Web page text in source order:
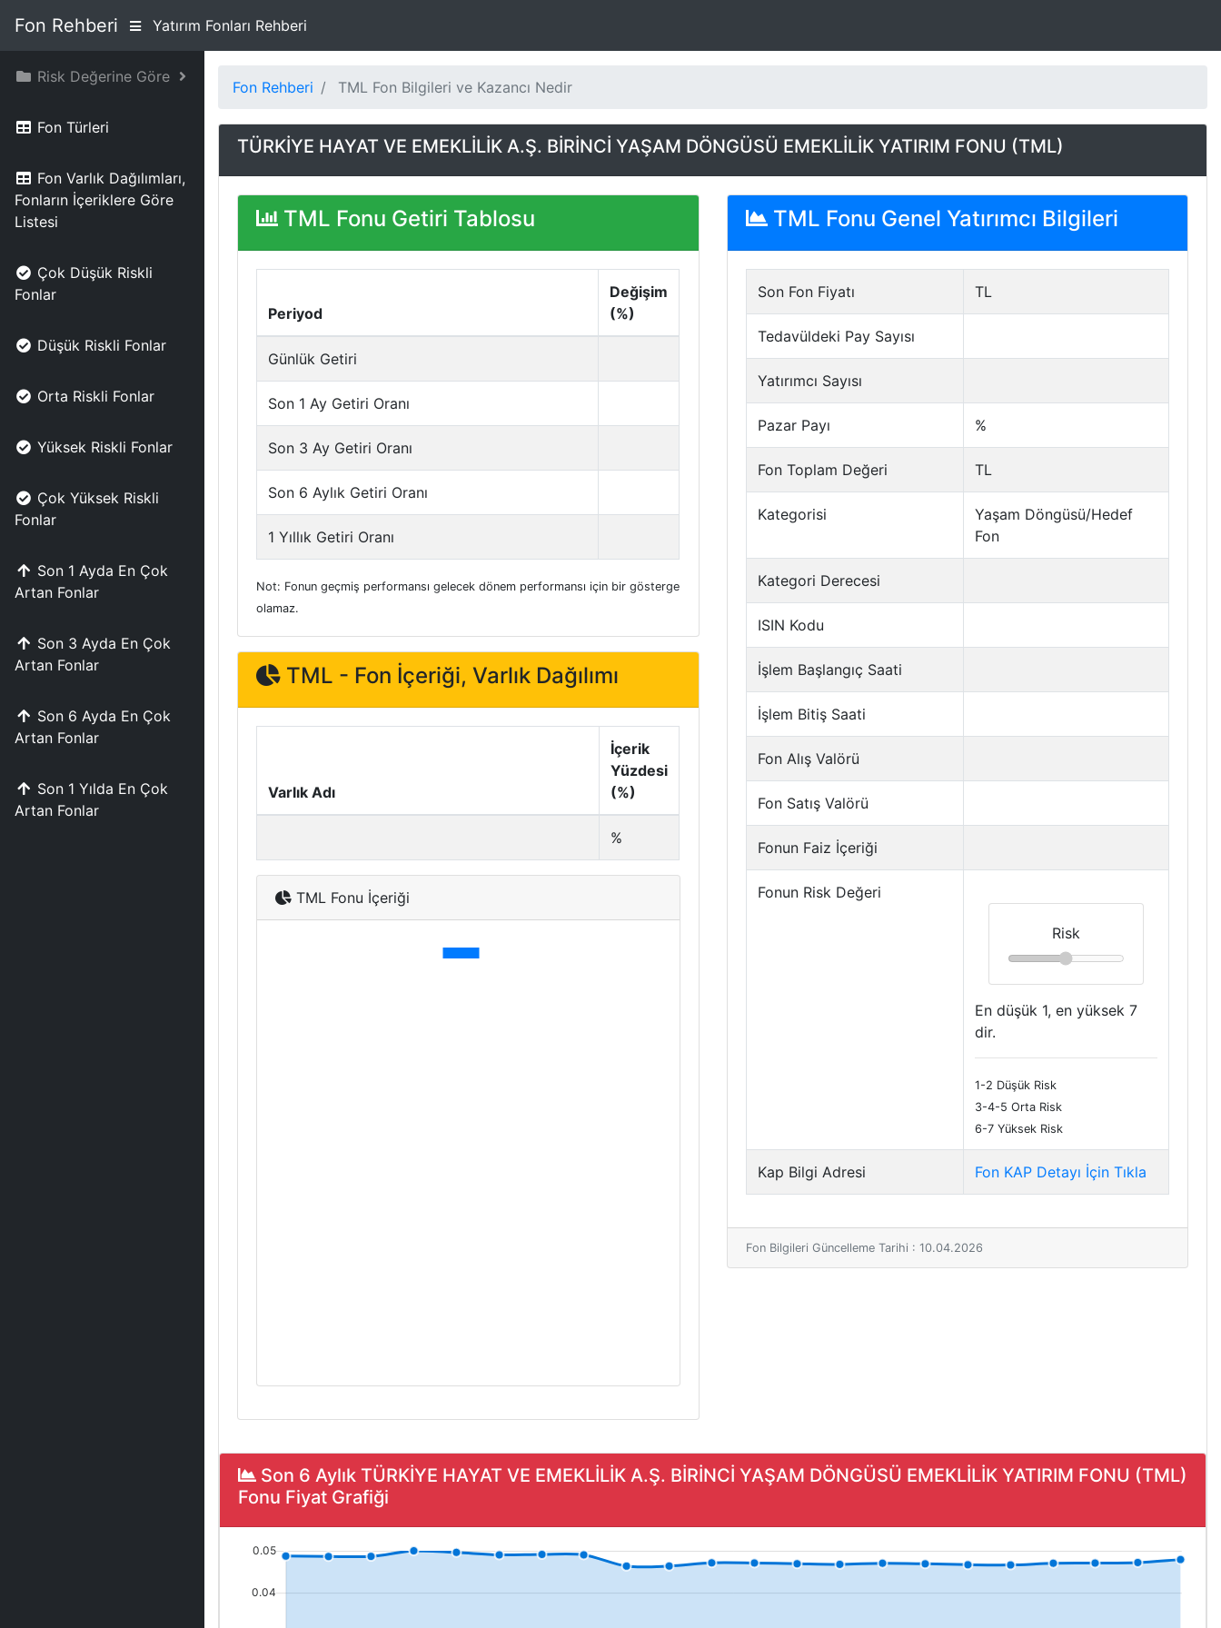
Fon Rehberi Yatırım Fonları Rehberi
Risk Değerine Göre
Fon Türleri
Fon Varlık Dağılımları,
Fonların İçeriklere Göre
Listesi
Çok Düşük Riskli
Fonlar
Düşük Riskli Fonlar
Orta Riskli Fonlar
Yüksek Riskli Fonlar
Çok Yüksek Riskli
Fonlar
Son 1 Ayda En Çok
Artan Fonlar
Son 3 Ayda En Çok
Artan Fonlar
Son 6 Ayda En Çok
Artan Fonlar
Son 1 Yılda En Çok
Artan Fonlar
Fon Rehberi TML Fon Bilgileri ve Kazancı Nedir
TÜRKİYE HAYAT VE EMEKLİLİK A.Ş. BİRİNCİ YAŞAM DÖNGÜSÜ EMEKLİLİK YATIRIM FONU (TML)
TML Fonu Getiri Tablosu
Periyod
Değişim
(%)
Günlük Getiri
Son 1 Ay Getiri Oranı
Son 3 Ay Getiri Oranı
Son 6 Aylık Getiri Oranı
1 Yıllık Getiri Oranı
Not: Fonun geçmiş performansı gelecek dönem performansı için bir gösterge
olamaz.
TML - Fon İçeriği, Varlık Dağılımı
Varlık Adı
İçerik
Yüzdesi
(%)
%
TML Fonu İçeriği
TML Fonu Genel Yatırımcı Bilgileri
Son Fon Fiyatı TL
Tedavüldeki Pay Sayısı
Yatırımcı Sayısı
Pazar Payı %
Fon Toplam Değeri TL
Kategorisi
Yaşam Döngüsü/Hedef
Fon
Kategori Derecesi
ISIN Kodu
İşlem Başlangıç Saati
İşlem Bitiş Saati
Fon Alış Valörü
Fon Satış Valörü
Fonun Faiz İçeriği
Fonun Risk Değeri
Risk
En düşük 1, en yüksek 7
dir.
1-2 Düşük Risk
3-4-5 Orta Risk
6-7 Yüksek Risk
Kap Bilgi Adresi Fon KAP Detayı İçin Tıkla
Fon Bilgileri Güncelleme Tarihi : 10.04.2026
Son 6 Aylık TÜRKİYE HAYAT VE EMEKLİLİK A.Ş. BİRİNCİ YAŞAM DÖNGÜSÜ EMEKLİLİK YATIRIM FONU (TML)
Fonu Fiyat Grafiği